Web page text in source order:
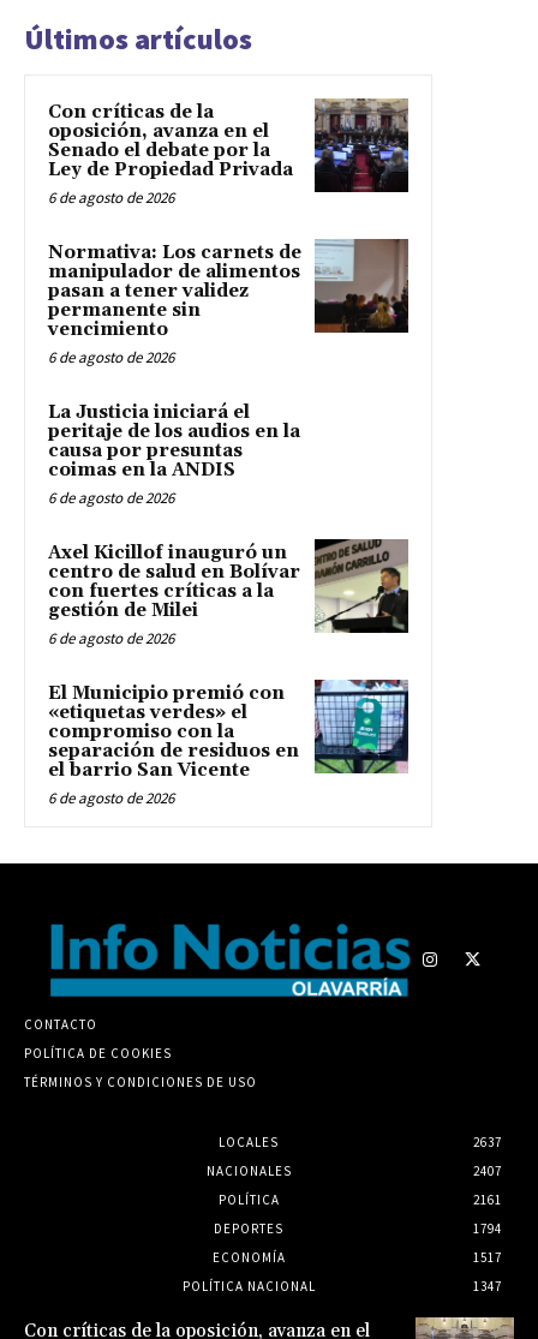
Últimos artículos
Con críticas de la
oposición, avanza en el
Senado el debate por la
Ley de Propiedad Privada
6 de agosto de 2026
Normativa: Los carnets de
manipulador de alimentos
pasan a tener validez
permanente sin
vencimiento
6 de agosto de 2026
La Justicia iniciará el
peritaje de los audios en la
causa por presuntas
coimas en la ANDIS
6 de agosto de 2026
Axel Kicillof inauguró un
centro de salud en Bolívar
con fuertes críticas a la
gestión de Milei
6 de agosto de 2026
El Municipio premió con
«etiquetas verdes» el
compromiso con la
separación de residuos en
el barrio San Vicente
6 de agosto de 2026
CONTACTO
POLÍTICA DE COOKIES
TÉRMINOS Y CONDICIONES DE USO
LOCALES
2637
NACIONALES
2407
POLÍTICA
2161
DEPORTES
1794
ECONOMÍA
1517
POLÍTICA NACIONAL
1347
Con críticas de la oposición, avanza en el